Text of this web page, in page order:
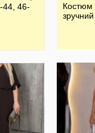
44, 46-
Костюм